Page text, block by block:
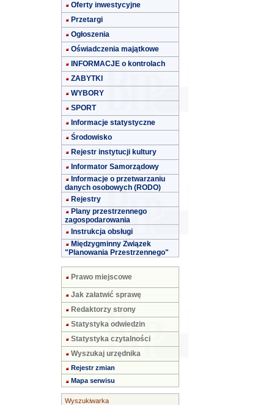
Oferty inwestycyjne
Przetargi
Ogłoszenia
Oświadczenia majątkowe
INFORMACJE o kontrolach
ZABYTKI
WYBORY
SPORT
Informacje statystyczne
Środowisko
Rejestr instytucji kultury
Informator Samorządowy
Informacje o przetwarzaniu
danych osobowych (RODO)
Rejestry
Plany przestrzennego
zagospodarowania
Instrukcja obsługi
Międzygminny Związek
"Planowania Przestrzennego"
Prawo miejscowe
Jak załatwić sprawę
Redaktorzy strony
Statystyka odwiedzin
Statystyka czytalności
Wyszukaj urzędnika
Rejestr zmian
Mapa serwisu
Wyszukiwarka